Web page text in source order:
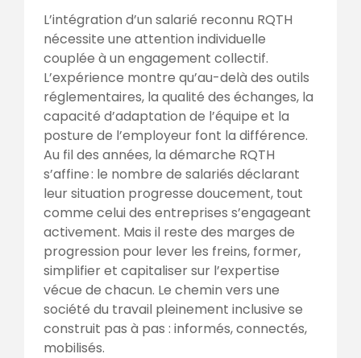
L’intégration d’un salarié reconnu RQTH
nécessite une attention individuelle
couplée à un engagement collectif.
L’expérience montre qu’au-delà des outils
réglementaires, la qualité des échanges, la
capacité d’adaptation de l’équipe et la
posture de l’employeur font la différence.
Au fil des années, la démarche RQTH
s’affine : le nombre de salariés déclarant
leur situation progresse doucement, tout
comme celui des entreprises s’engageant
activement. Mais il reste des marges de
progression pour lever les freins, former,
simplifier et capitaliser sur l’expertise
vécue de chacun. Le chemin vers une
société du travail pleinement inclusive se
construit pas à pas : informés, connectés,
mobilisés.